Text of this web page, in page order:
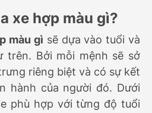
xe hợp màu gì?
màu gì sẽ dựa vào tuổi và
trên. Bởi mỗi mệnh sẽ sở
riêng biệt và có sự kết
hành của người đó. Dưới
phù hợp với từng độ tuổi